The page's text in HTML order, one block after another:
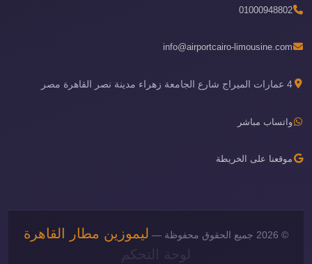
01000948802
info@airportcairo-limousine.com
4 عمارات الميراج شارع الجامعة زهراء مدينة نصر القاهرة مصر
واتساب مباشر
موقعنا على الخريطة
© 2026 جميع الحقوق محفوظة —
ليموزين مطار القاهرة